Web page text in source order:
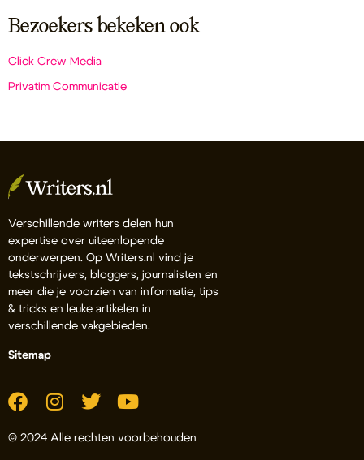
Bezoekers bekeken ook
Click Crew Media
Privatim Communicatie
Verschillende writers delen hun
expertise over uiteenlopende
onderwerpen. Op Writers.nl vind je
tekstschrijvers, bloggers, journalisten en
meer die je voorzien van informatie, tips
& tricks en leuke artikelen in
verschillende vakgebieden.
Sitemap
© 2024 Alle rechten voorbehouden